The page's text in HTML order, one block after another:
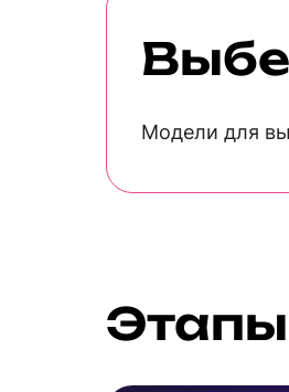
Модели для